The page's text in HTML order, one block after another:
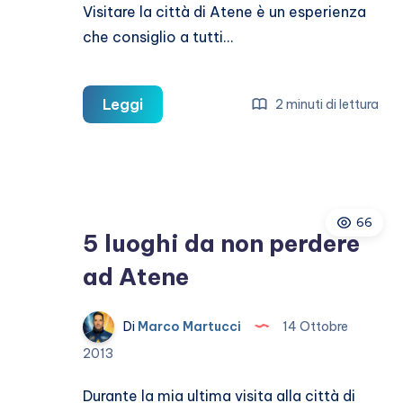
Visitare la città di Atene è un esperienza
che consiglio a tutti…
LeggiTempio
di
Atene
orari
e
2 minuti di lettura
66
5 luoghi da non perdere
ad Atene
Di Marco Martucci
14 Ottobre
2013
Durante la mia ultima visita alla città di